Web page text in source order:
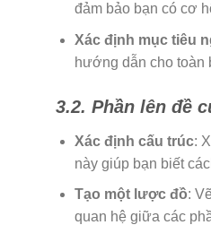
đảm bảo bạn có cơ
Xác định mục tiêu
hướng dẫn cho toàn
3.2. Phần lên đề
Xác định cấu trúc:
này giúp bạn biết
Tạo một lược đồ:
quan hệ giữa các